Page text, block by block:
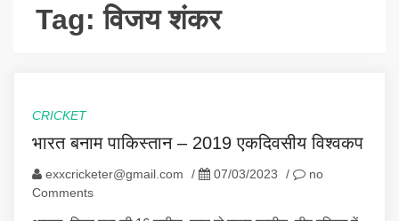
Tag:विजय शंकर
CRICKET
भारत बनाम पाकिस्तान – 2019 एकदिवसीय विश्वकप
exxcricketer@gmail.com / 07/03/2023 /
no
Comments